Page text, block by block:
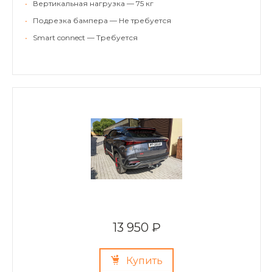
•
Вертикальная нагрузка — 75 кг
•
Подрезка бампера — Не требуется
•
Smart connect — Требуется
13 950 ₽
Купить